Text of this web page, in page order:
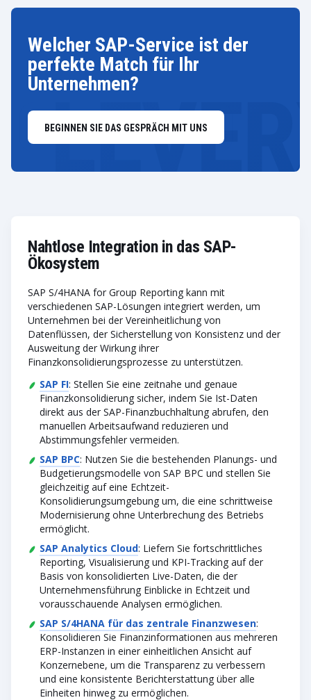
Welcher SAP-Service ist der
perfekte Match für Ihr
Unternehmen?
BEGINNEN SIE DAS GESPRÄCH MIT UNS
Nahtlose Integration in das SAP-
Ökosystem
SAP S/4HANA for Group Reporting kann mit
verschiedenen SAP-Lösungen integriert werden, um
Unternehmen bei der Vereinheitlichung von
Datenflüssen, der Sicherstellung von Konsistenz und der
Ausweitung der Wirkung ihrer
Finanzkonsolidierungsprozesse zu unterstützen.
SAP FI: Stellen Sie eine zeitnahe und genaue
Finanzkonsolidierung sicher, indem Sie Ist-Daten
direkt aus der SAP-Finanzbuchhaltung abrufen, den
manuellen Arbeitsaufwand reduzieren und
Abstimmungsfehler vermeiden.
SAP BPC: Nutzen Sie die bestehenden Planungs- und
Budgetierungsmodelle von SAP BPC und stellen Sie
gleichzeitig auf eine Echtzeit-
Konsolidierungsumgebung um, die eine schrittweise
Modernisierung ohne Unterbrechung des Betriebs
ermöglicht.
SAP Analytics Cloud: Liefern Sie fortschrittliches
Reporting, Visualisierung und KPI-Tracking auf der
Basis von konsolidierten Live-Daten, die der
Unternehmensführung Einblicke in Echtzeit und
vorausschauende Analysen ermöglichen.
SAP S/4HANA für das zentrale Finanzwesen:
Konsolidieren Sie Finanzinformationen aus mehreren
ERP-Instanzen in einer einheitlichen Ansicht auf
Konzernebene, um die Transparenz zu verbessern
und eine konsistente Berichterstattung über alle
Einheiten hinweg zu ermöglichen.